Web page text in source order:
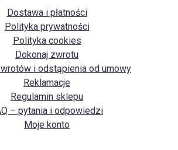
Dostawa i płatności
Polityka prywatności
Polityka cookies
Dokonaj zwrotu
i odstąpienia od umowy
Reklamacje
Regulamin sklepu
– pytania i odpowiedzi
Moje konto